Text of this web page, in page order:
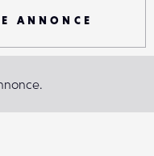
CONTACTS
ÉVÉNEMENTS
ANNONCE